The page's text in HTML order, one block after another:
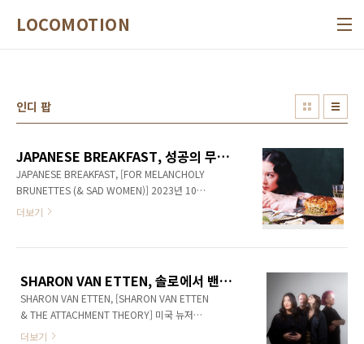
LOCOMOTION
인디 팝
JAPANESE BREAKFAST, 성공의 무게를 짊어지지 않은 멜랑콜리
JAPANESE BREAKFAST, [FOR MELANCHOLY
BRUNETTES (& SAD WOMEN)] 2023년 10월
전작 [Jubilee](2021)의 투어를 끝마친 미셸 자
퍼스트의 정규 4집은 전작과 상반된 우울함이 깃
든다. 진지하면서도 유치한 감정을 진하게 담은
노래들과 일치하는, 너무 무겁지 않은 앨범 타이
틀은 존 치버(John Cheever)의 단편집 ‘The
더보기
SHARON VAN ETTEN, 솔로에서 밴드의 리더로 포지션을 전환하고 80년대식 사운드의 특징을 가져온 신작
SHARON VAN ETTEN, [SHARON VAN ETTEN
& THE ATTACHMENT THEORY] 미국 뉴저지
에서 태어나 성장한 샤론 밴 에튼은 테네시 주 머
더보기